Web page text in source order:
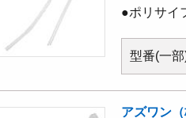
●ポリサイ
型番(一
アズワン（